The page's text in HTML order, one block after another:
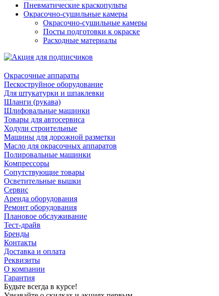
Пневматические краскопульты
Окрасочно-сушильные камеры
Окрасочно-сушильные камеры
Посты подготовки к окраске
Расходные материалы
Окрасочные аппараты
Пескоструйное оборудование
Для штукатурки и шпаклевки
Шланги (рукава)
Шлифовальные машинки
Товары для автосервиса
Ходули строительные
Машины для дорожной разметки
Масло для окрасочных аппаратов
Полировальные машинки
Компрессоры
Сопутствующие товары
Осветительные вышки
Сервис
Аренда оборудования
Ремонт оборудования
Плановое обслуживание
Тест-драйв
Бренды
Контакты
Доставка и оплата
Реквизиты
О компании
Гарантия
Будьте всегда в курсе!